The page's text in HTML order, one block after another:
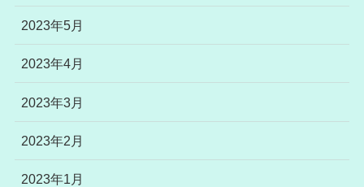
2023年5月
2023年4月
2023年3月
2023年2月
2023年1月